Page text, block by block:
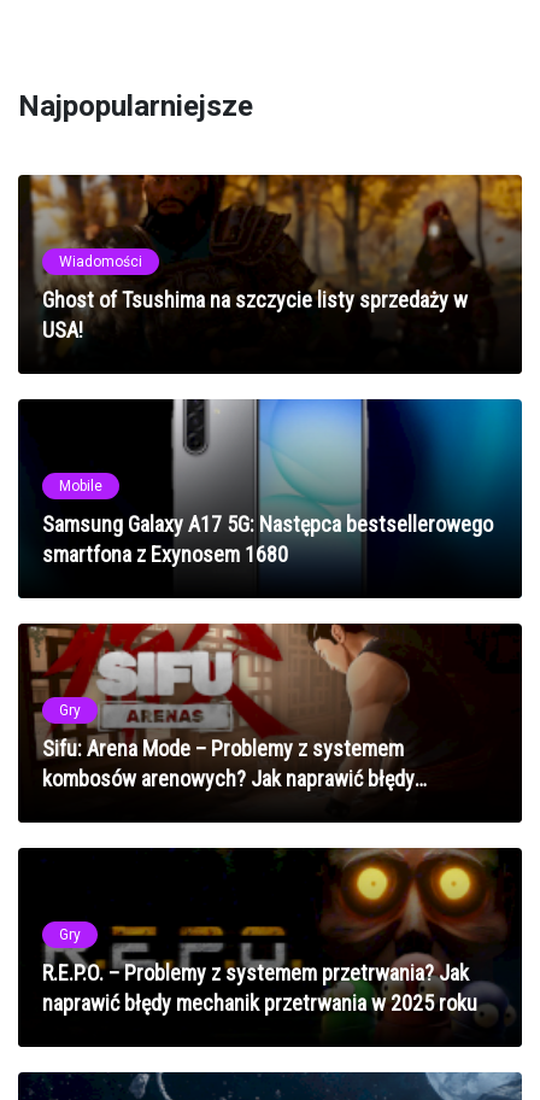
Najpopularniejsze
Wiadomości
Ghost of Tsushima na szczycie listy sprzedaży w
USA!
Mobile
Samsung Galaxy A17 5G: Następca bestsellerowego
smartfona z Exynosem 1680
Gry
Sifu: Arena Mode – Problemy z systemem
kombosów arenowych? Jak naprawić błędy
Gry
R.E.P.O. – Problemy z systemem przetrwania? Jak
naprawić błędy mechanik przetrwania w 2025 roku